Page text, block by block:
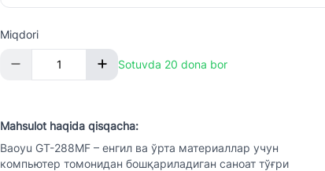
Miqdori
Sotuvda 20 dona bor
Mahsulot haqida qisqacha:
Baoyu GT-288MF – енгил ва ўрта материаллар учун
компьютер томонидан бошқариладиган саноат тўғри